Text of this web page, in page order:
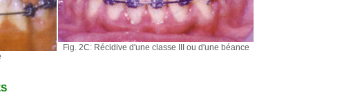
Fig. 2C: Récidive d'une classe III ou d'une béance